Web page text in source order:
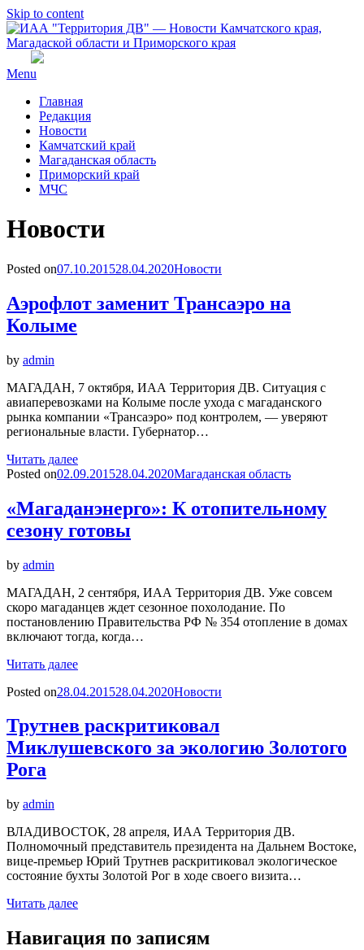
Skip to content
Menu
Главная
Редакция
Новости
Камчатский край
Магаданская область
Приморский край
МЧС
Рубрика
:
Новости
Posted on07.10.201528.04.2020Новости
Аэрофлот заменит Трансаэро на
Колыме
by admin
МАГАДАН, 7 октября, ИАА Территория ДВ. Ситуация с
авиаперевозками на Колыме после ухода с магаданского
рынка компании «Трансаэро» под контролем, — уверяют
региональные власти. Губернатор…
Читать далее
Posted on02.09.201528.04.2020Магаданская область
«Магаданэнерго»: К отопительному
сезону готовы
by admin
МАГАДАН, 2 сентября, ИАА Территория ДВ. Уже совсем
скоро магаданцев ждет сезонное похолодание. По
постановлению Правительства РФ № 354 отопление в домах
включают тогда, когда…
Читать далее
Posted on28.04.201528.04.2020Новости
Трутнев раскритиковал
Миклушевского за экологию Золотого
Рога
by admin
ВЛАДИВОСТОК, 28 апреля, ИАА Территория ДВ.
Полномочный представитель президента на Дальнем Востоке,
вице-премьер Юрий Трутнев раскритиковал экологическое
состояние бухты Золотой Рог в ходе своего визита…
Читать далее
Навигация по записям